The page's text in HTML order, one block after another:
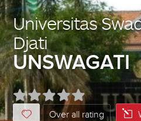
Universitas
Djati
UNSWAGATI
Over all rating